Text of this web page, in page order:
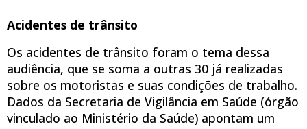
Acidentes de trânsito
Os acidentes de trânsito foram o tema dessa
audiência, que se soma a outras 30 já realizadas
sobre os motoristas e suas condições de trabalho.
Dados da Secretaria de Vigilância em Saúde (órgão
vinculado ao Ministério da Saúde) apontam um